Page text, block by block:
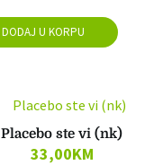
DODAJ U KORPU
Placebo ste vi (nk)
33,00KM